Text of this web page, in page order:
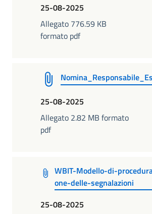
25-08-2025
Allegato 776.59 KB
formato pdf
25-08-2025
Allegato 2.82 MB formato
pdf
WBIT-Modello-di-
one-delle-segnalazioni
25-08-2025